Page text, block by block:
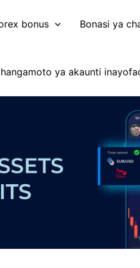
bonus Bonasi ya
ya akaunti